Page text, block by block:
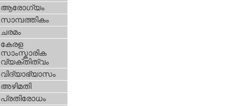
ആരോഗ്യം
സാമ്പത്തികം
ചരമം
കേരള
സാംസ്കാരിക
വ്യക്തിത്വം
വിദ്യാഭ്യാസം
അഴിമതി
പ്രതിരോധം